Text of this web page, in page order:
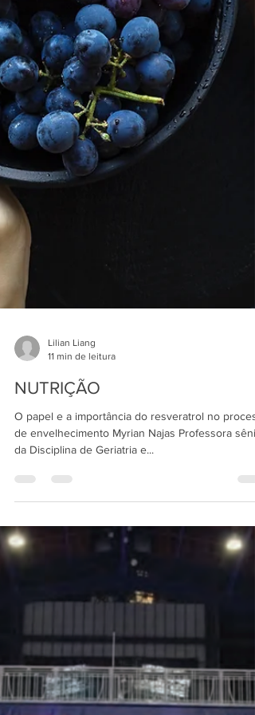
11 min de leitura
O papel e a importância do resveratrol no
de envelhecimento Myrian Najas Professora
da Disciplina de Geriatria e...